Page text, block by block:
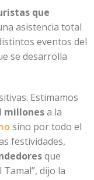
que
asistencia total
eventos del
se desarrolla
Estimamos
millonesa la
sino por todo el
festividades,
que
dijo la